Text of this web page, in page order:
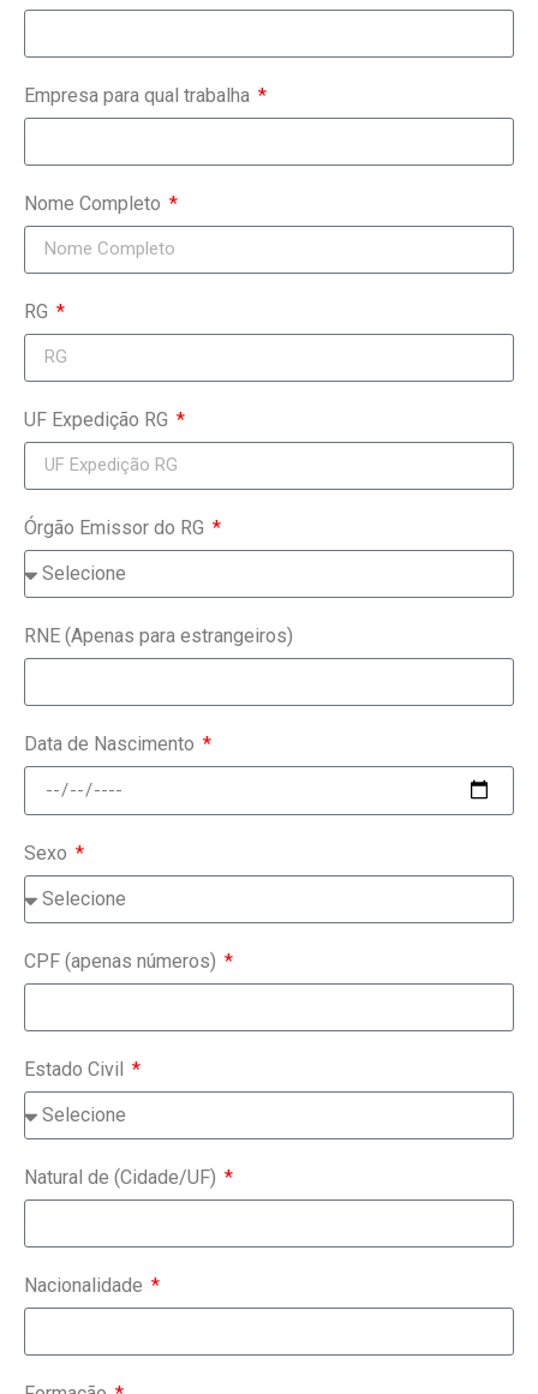
Empresa para qual trabalha
Nome Completo
RG
UF Expedição RG
Órgão Emissor do RG
RNE (Apenas para estrangeiros)
Data de Nascimento
Sexo
CPF (apenas números)
Estado Civil
Natural de (Cidade/UF)
Nacionalidade